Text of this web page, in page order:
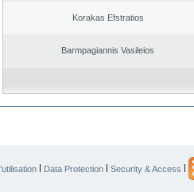
Korakas Efstratios
Barmpagiannis Vasileios
| Data Protection | Security & Access |